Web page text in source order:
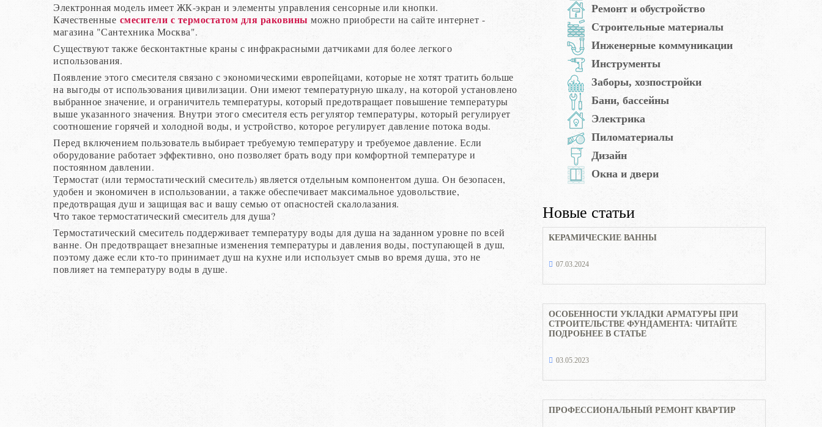
Электронная модель имеет ЖК-экран и элементы управления сенсорные или кнопки.
Качественные смесители с термостатом для раковины можно приобрести на сайте интернет -
магазина "Сантехника Москва".
Существуют также бесконтактные краны с инфракрасными датчиками для более легкого
использования.
Появление этого смесителя связано с экономическими европейцами, которые не хотят тратить больше
на выгоды от использования цивилизации. Они имеют температурную шкалу, на которой установлено
выбранное значение, и ограничитель температуры, который предотвращает повышение температуры
выше указанного значения. Внутри этого смесителя есть регулятор температуры, который регулирует
соотношение горячей и холодной воды, и устройство, которое регулирует давление потока воды.
Перед включением пользователь выбирает требуемую температуру и требуемое давление. Если
оборудование работает эффективно, оно позволяет брать воду при комфортной температуре и
постоянном давлении.
Термостат (или термостатический смеситель) является отдельным компонентом душа. Он безопасен,
удобен и экономичен в использовании, а также обеспечивает максимальное удовольствие,
предотвращая душ и защищая вас и вашу семью от опасностей скалолазания.
Что такое термостатический смеситель для душа?
Термостатический смеситель поддерживает температуру воды для душа на заданном уровне по всей
ванне. Он предотвращает внезапные изменения температуры и давления воды, поступающей в душ,
поэтому даже если кто-то принимает душ на кухне или использует смыв во время душа, это не
повлияет на температуру воды в душе.
Ремонт и обустройство
Строительные материалы
Инженерные коммуникации
Инструменты
Заборы, хозпостройки
Бани, бассейны
Электрика
Пиломатериалы
Дизайн
Окна и двери
Новые статьи
КЕРАМИЧЕСКИЕ ВАННЫ
07.03.2024
ОСОБЕННОСТИ УКЛАДКИ АРМАТУРЫ ПРИ
СТРОИТЕЛЬСТВЕ ФУНДАМЕНТА: ЧИТАЙТЕ
ПОДРОБНЕЕ В СТАТЬЕ
03.05.2023
ПРОФЕССИОНАЛЬНЫЙ РЕМОНТ КВАРТИР